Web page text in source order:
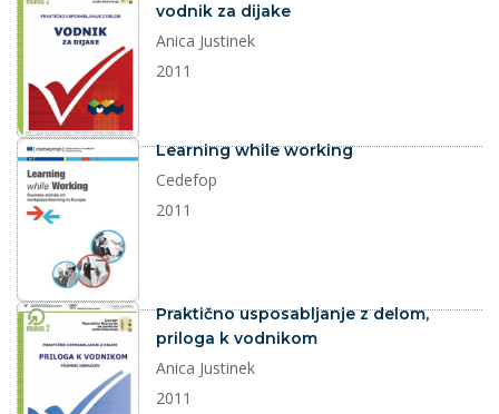
vodnik za dijake
Anica Justinek
2011
dokument
Learning while working
Cedefop
2011
dokument
Praktično usposabljanje z delom,
priloga k vodnikom
Anica Justinek
2011